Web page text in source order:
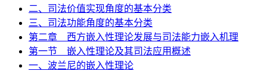
二、司法价值实现角度的基本分类
三、司法功能角度的基本分类
第二章 西方嵌入性理论发展与司法能力嵌入机理
第一节 嵌入性理论及其司法应用概述
一、波兰尼的嵌入性理论